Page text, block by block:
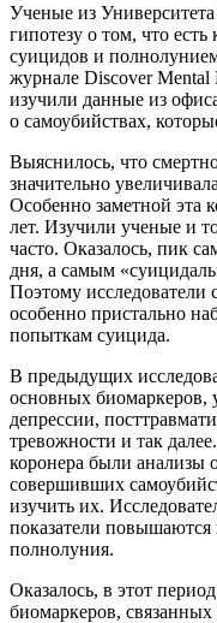
Ученые из
гипотезу о том, что
суицидов и
журнале Discover Mental
изучили данные из
о самоубийствах,
Выяснилось, что
значительно
Особенно заметной эта
лет. Изучили ученые и
часто. Оказалось, пик
дня, а самым
Поэтому исследователи
особенно пристально
попыткам суицида.
В предыдущих
основных биомаркеров,
депрессии,
тревожности и так
коронера были анализы
совершивших
изучить их.
показатели повышаются
полнолуния.
Оказалось, в этот
биомаркеров, связанных